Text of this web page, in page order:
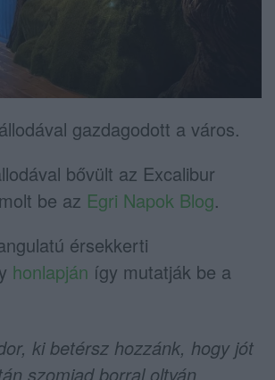
gazdagodott a város.
bővült az Excalibur
be az Egri Napok Blog.
érsekkerti
honlapján így mutatják be a
ki betérsz hozzánk, hogy jót
szomjad borral oltván